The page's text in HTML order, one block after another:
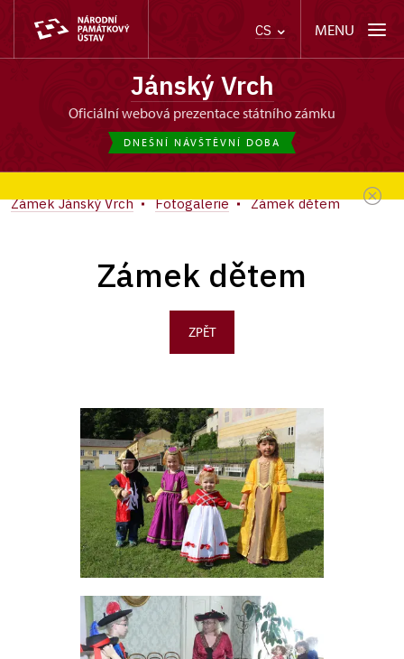
CS MENU
Jánský Vrch
oficiální webová prezentace státního zámku
DNEŠNÍ NÁVŠTĚVNÍ DOBA
Zámek Jánský Vrch Fotogalerie Zámek dětem
Zámek dětem
ZPĚT